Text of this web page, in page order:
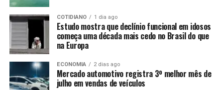
COTIDIANO 1 dia ago
Estudo mostra que declínio funcional em idosos
começa uma década mais cedo no Brasil do que
na Europa
ECONOMIA 2 dias ago
Mercado automotivo registra 3º melhor mês de
julho em vendas de veículos